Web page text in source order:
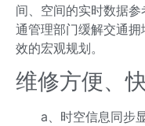
间、空间的实时数据
通管理部门缓解交通
效的宏观规划。
维修方便、
a、时空信息同步显